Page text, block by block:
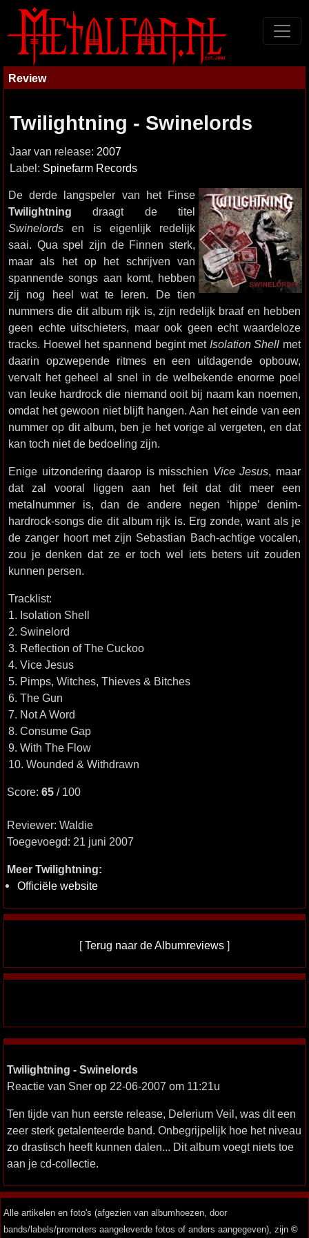
Review
Twilightning - Swinelords
Jaar van release: 2007
Label: Spinefarm Records
De derde langspeler van het Finse
Twilightning draagt de titel
Swinelords en is eigenlijk redelijk
saai. Qua spel zijn de Finnen sterk,
maar als het op het schrijven van
spannende songs aan komt, hebben
zij nog heel wat te leren. De tien
nummers die dit album rijk is, zijn redelijk braaf en hebben
geen echte uitschieters, maar ook geen echt waardeloze
tracks. Hoewel het spannend begint met Isolation Shell met
daarin opzwepende ritmes en een uitdagende opbouw,
vervalt het geheel al snel in de welbekende enorme poel
van leuke hardrock die niemand ooit bij naam kan noemen,
omdat het gewoon niet blijft hangen. Aan het einde van een
nummer op dit album, ben je het vorige al vergeten, en dat
kan toch niet de bedoeling zijn.
Enige uitzondering daarop is misschien Vice Jesus, maar
dat zal vooral liggen aan het feit dat dit meer een
metalnummer is, dan de andere negen ‘hippe’ denim-
hardrock-songs die dit album rijk is. Erg zonde, want als je
de zanger hoort met zijn Sebastian Bach-achtige vocalen,
zou je denken dat ze er toch wel iets beters uit zouden
kunnen persen.
Tracklist:
1. Isolation Shell
2. Swinelord
3. Reflection of The Cuckoo
4. Vice Jesus
5. Pimps, Witches, Thieves & Bitches
6. The Gun
7. Not A Word
8. Consume Gap
9. With The Flow
10. Wounded & Withdrawn
Score: 65 / 100
Reviewer: Waldie
Toegevoegd: 21 juni 2007
Meer Twilightning:
Officiële website
[Terug naar de Albumreviews ]
Twilightning - Swinelords
Reactie van Sner op 22-06-2007 om 11:21u
Ten tijde van hun eerste release, Delerium Veil, was dit een
zeer sterk getalenteerde band. Onbegrijpelijk hoe het niveau
zo drastisch heeft kunnen dalen... Dit album voegt niets toe
aan je cd-collectie.
Alle artikelen en foto's (afgezien van albumhoezen, door
bands/labels/promoters aangeleverde fotos of anders aangegeven), zijn ©